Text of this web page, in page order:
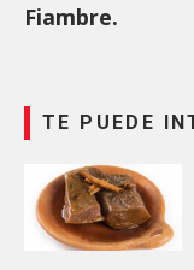
Fiambre.
TE PUEDE